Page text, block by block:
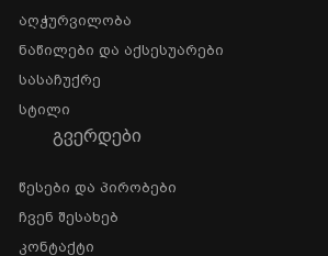
Აღჭურვილობა
Ნაწილები Და Აქსესუარები
Სასაჩუქრე
Სტილი
ᲒᲕᲔᲠᲓᲔᲑᲘ
Წესები Და Პირობები
Ჩვენ Შესახებ
Კონტაქტი